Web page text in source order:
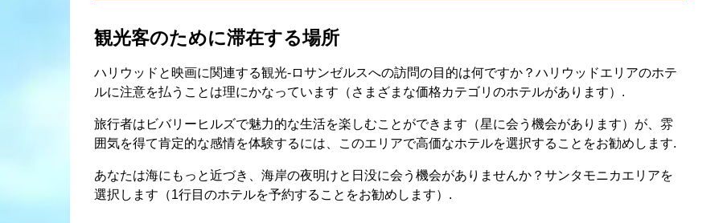
観光客のために滞在する場所
ハリウッドと映画に関連する観光-ロサンゼルスへの訪問の目的は何ですか？ハリウッドエリアのホテ
ルに注意を払うことは理にかなっています（さまざまな価格カテゴリのホテルがあります）.
旅行者はビバリーヒルズで魅力的な生活を楽しむことができます（星に会う機会があります）が、雰
囲気を得て肯定的な感情を体験するには、このエリアで高価なホテルを選択することをお勧めします.
あなたは海にもっと近づき、海岸の夜明けと日没に会う機会がありませんか？サンタモニカエリアを
選択します（1行目のホテルを予約することをお勧めします）.